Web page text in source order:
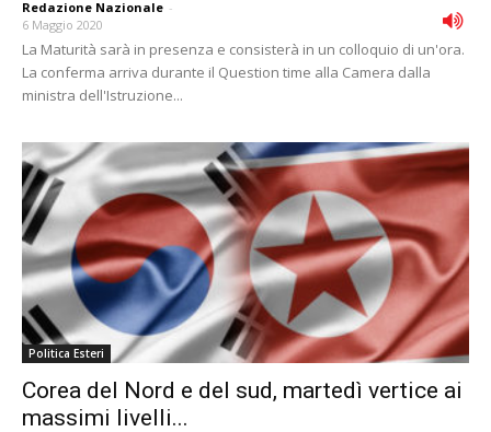
Redazione Nazionale -
6 Maggio 2020
La Maturità sarà in presenza e consisterà in un colloquio di un'ora.
La conferma arriva durante il Question time alla Camera dalla
ministra dell'Istruzione...
Politica Esteri
Corea del Nord e del sud, martedì vertice ai
massimi livelli...